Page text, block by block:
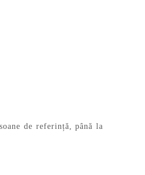
de referință, până la